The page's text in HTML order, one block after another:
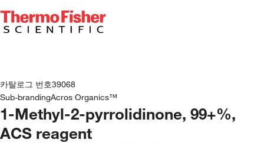
카탈로그 번호39068
Sub-brandingAcros Organics™
1-Methyl-2-pyrrolidinone, 99+%,
ACS reagent